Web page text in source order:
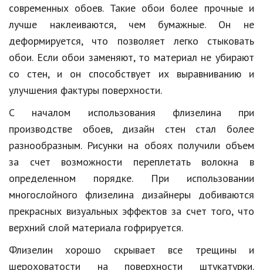
Рецепты
Красота и здоровье
Авто, мото
Дом и сад
Недвижимость
Спорт и фитнес
Психология и отношения
Творчество и рукоделие
Разное
Работа и бизнес
современных обоев. Такие обои более прочные и
лучше наклеиваются, чем бумажные. Он не
деформируется, что позволяет легко стыковать
обои. Если обои заменяют, то материал не убирают
со стен, и он способствует их выравниванию и
улучшения фактуры поверхности.
С началом использования флизелина при
производстве обоев, дизайн стен стал более
разнообразным. Рисунки на обоях получили объем
за счет возможности переплетать волокна в
определенном порядке. При использовании
многослойного флизелина дизайнеры добиваются
прекрасных визуальных эффектов за счет того, что
верхний слой материала гофрируется.
Флизелин хорошо скрывает все трещины и
шероховатости на поверхности штукатурки.